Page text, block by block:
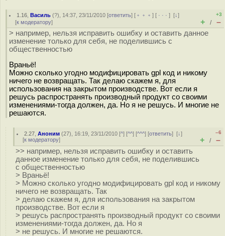
1.16 ,Василь (?), 14:37, 23/11/2010 [ответить] [ ﹢﹢﹢] [ · · ·][↓]
[к модератору]
+3
+ / –
> например, нельзя исправить ошибку и оставить данное
изменение только для себя, не поделившись с
общественностью
Враньё!
Можно сколько угодно модифицировать gpl код и никому
ничего не возвращать. Так делаю скажем я, для
использования на закрытом производстве. Вот если я
решусь распространять производный продукт со своими
изменениями-тогда должен, да. Но я не решусь. И многие не
решаются.
2.27 ,Аноним (27), 16:19, 23/11/2010 [^] [^^] [^^^] [ответить][↓]
[к модератору]
–6
+ / –
>> например, нельзя исправить ошибку и оставить
данное изменение только для себя, не поделившись
с общественностью
> Враньё!
> Можно сколько угодно модифицировать gpl код и никому
ничего не возвращать. Так
> делаю скажем я, для использования на закрытом
производстве. Вот если я
> решусь распространять производный продукт со своими
изменениями-тогда должен, да. Но я
> не решусь. И многие не решаются.